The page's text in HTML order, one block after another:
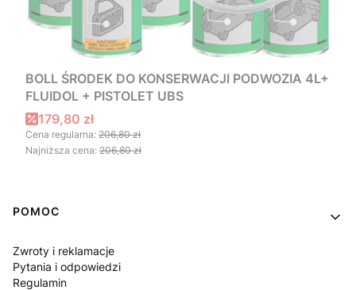
BOLL ŚRODEK DO KONSERWACJI PODWOZIA 4L+
FLUIDOL + PISTOLET UBS
Cena promocyjna
179,80 zł
Cena regularna: 206,80 zł
Najniższa cena: 206,80 zł
Linki w stopce
POMOC
Zwroty i reklamacje
Pytania i odpowiedzi
Regulamin